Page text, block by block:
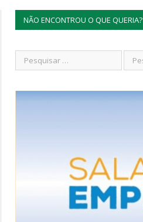
NÃO ENCONTROU O QUE QUERIA?